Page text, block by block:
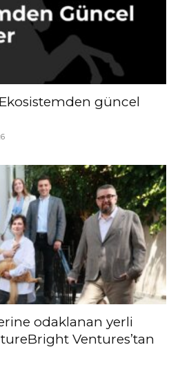
güncel
odaklanan yerli
Ventures’tan